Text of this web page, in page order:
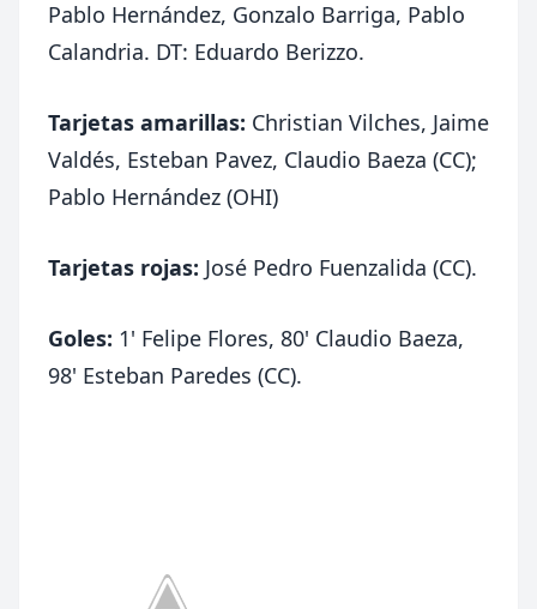
Pablo Hernández, Gonzalo Barriga, Pablo
Calandria. DT: Eduardo Berizzo.
Tarjetas amarillas: Christian Vilches, Jaime
Valdés, Esteban Pavez, Claudio Baeza (CC);
Pablo Hernández (OHI)
Tarjetas rojas: José Pedro Fuenzalida (CC).
Goles: 1' Felipe Flores, 80' Claudio Baeza,
98' Esteban Paredes (CC).